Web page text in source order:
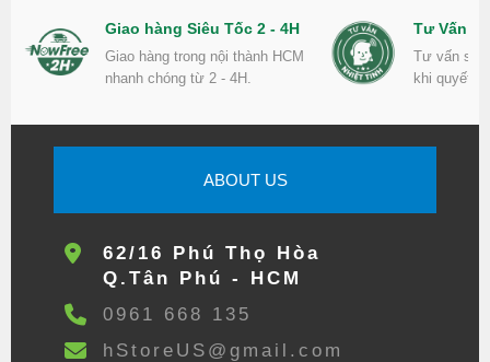
Giao hàng Siêu Tốc 2 - 4H
Giao hàng trong nội thành HCM
nhanh chóng từ 2 - 4H.
Tư Vấn
Tư vấn
khi quyết
ABOUT US
62/16 Phú Thọ Hòa
Q.Tân Phú - HCM
0961 668 135
hStoreUS@gmail.com